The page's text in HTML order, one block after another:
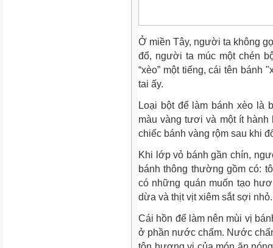
Ở miền Tây, người ta không
đổ, người ta múc một chén
“xèo” một tiếng, cái tên bánh
tai ấy.
Loại bột để làm bánh xèo là
màu vàng tươi và một ít hành
chiếc bánh vàng rộm sau khi
Khi lớp vỏ bánh gần chín,
bánh thông thường gồm có:
có những quán muốn tạo
dừa và thịt vịt xiêm sắt sợi nhỏ.
Cái hồn để làm nên mùi vị
ở phần nước chấm. Nước